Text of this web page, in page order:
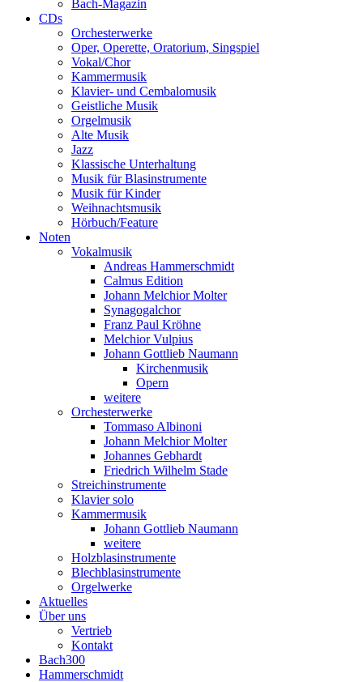
Bach-Magazin
CDs
Orchesterwerke
Oper, Operette, Oratorium, Singspiel
Vokal/Chor
Kammermusik
Klavier- und Cembalomusik
Geistliche Musik
Orgelmusik
Alte Musik
Jazz
Klassische Unterhaltung
Musik für Blasinstrumente
Musik für Kinder
Weihnachtsmusik
Hörbuch/Feature
Noten
Vokalmusik
Andreas Hammerschmidt
Calmus Edition
Johann Melchior Molter
Synagogalchor
Franz Paul Kröhne
Melchior Vulpius
Johann Gottlieb Naumann
Kirchenmusik
Opern
weitere
Orchesterwerke
Tommaso Albinoni
Johann Melchior Molter
Johannes Gebhardt
Friedrich Wilhelm Stade
Streichinstrumente
Klavier solo
Kammermusik
Johann Gottlieb Naumann
weitere
Holzblasinstrumente
Blechblasinstrumente
Orgelwerke
Aktuelles
Über uns
Vertrieb
Kontakt
Bach300
Hammerschmidt